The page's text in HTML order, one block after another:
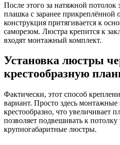
После этого за натяжной потолок
плашка с заранее прикреплённой
конструкция притягивается к
саморезом. Люстра крепится к
входят монтажный комплект.
Установка люстры
крестообразную
Фактически, этот способ
вариант. Просто здесь
крестообразно, что увеличивает
позволяет подвешивать к
крупногабаритные люстры.